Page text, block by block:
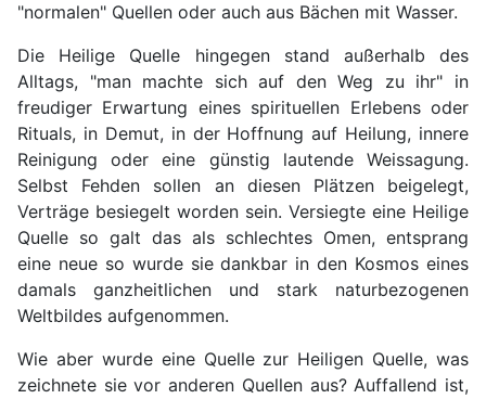
"normalen" Quellen oder auch aus Bächen mit Wasser.
Die Heilige Quelle hingegen stand außerhalb des
Alltags, "man machte sich auf den Weg zu ihr" in
freudiger Erwartung eines spirituellen Erlebens oder
Rituals, in Demut, in der Hoffnung auf Heilung, innere
Reinigung oder eine günstig lautende Weissagung.
Selbst Fehden sollen an diesen Plätzen beigelegt,
Verträge besiegelt worden sein. Versiegte eine Heilige
Quelle so galt das als schlechtes Omen, entsprang
eine neue so wurde sie dankbar in den Kosmos eines
damals ganzheitlichen und stark naturbezogenen
Weltbildes aufgenommen.
Wie aber wurde eine Quelle zur Heiligen Quelle, was
zeichnete sie vor anderen Quellen aus? Auffallend ist,